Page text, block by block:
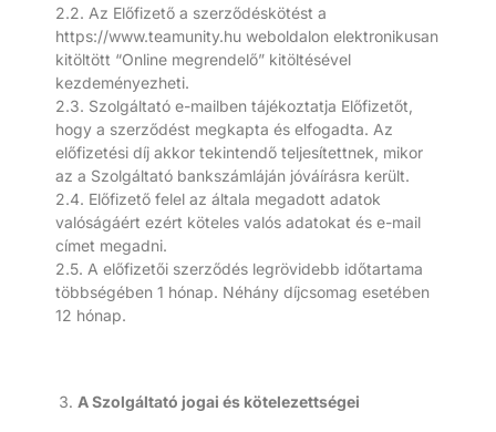
2.2. Az Előfizető a szerződéskötést a
https://www.teamunity.hu weboldalon elektronikusan
kitöltött “Online megrendelő” kitöltésével
kezdeményezheti.
2.3. Szolgáltató e-mailben tájékoztatja Előfizetőt,
hogy a szerződést megkapta és elfogadta. Az
előfizetési díj akkor tekintendő teljesítettnek, mikor
az a Szolgáltató bankszámláján jóváírásra került.
2.4. Előfizető felel az általa megadott adatok
valóságáért ezért köteles valós adatokat és e-mail
címet megadni.
2.5. A előfizetői szerződés legrövidebb időtartama
többségében 1 hónap. Néhány díjcsomag esetében
12 hónap.
A Szolgáltató jogai és kötelezettségei